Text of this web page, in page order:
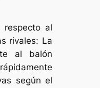
respecto al
rivales: La
al balón
según el